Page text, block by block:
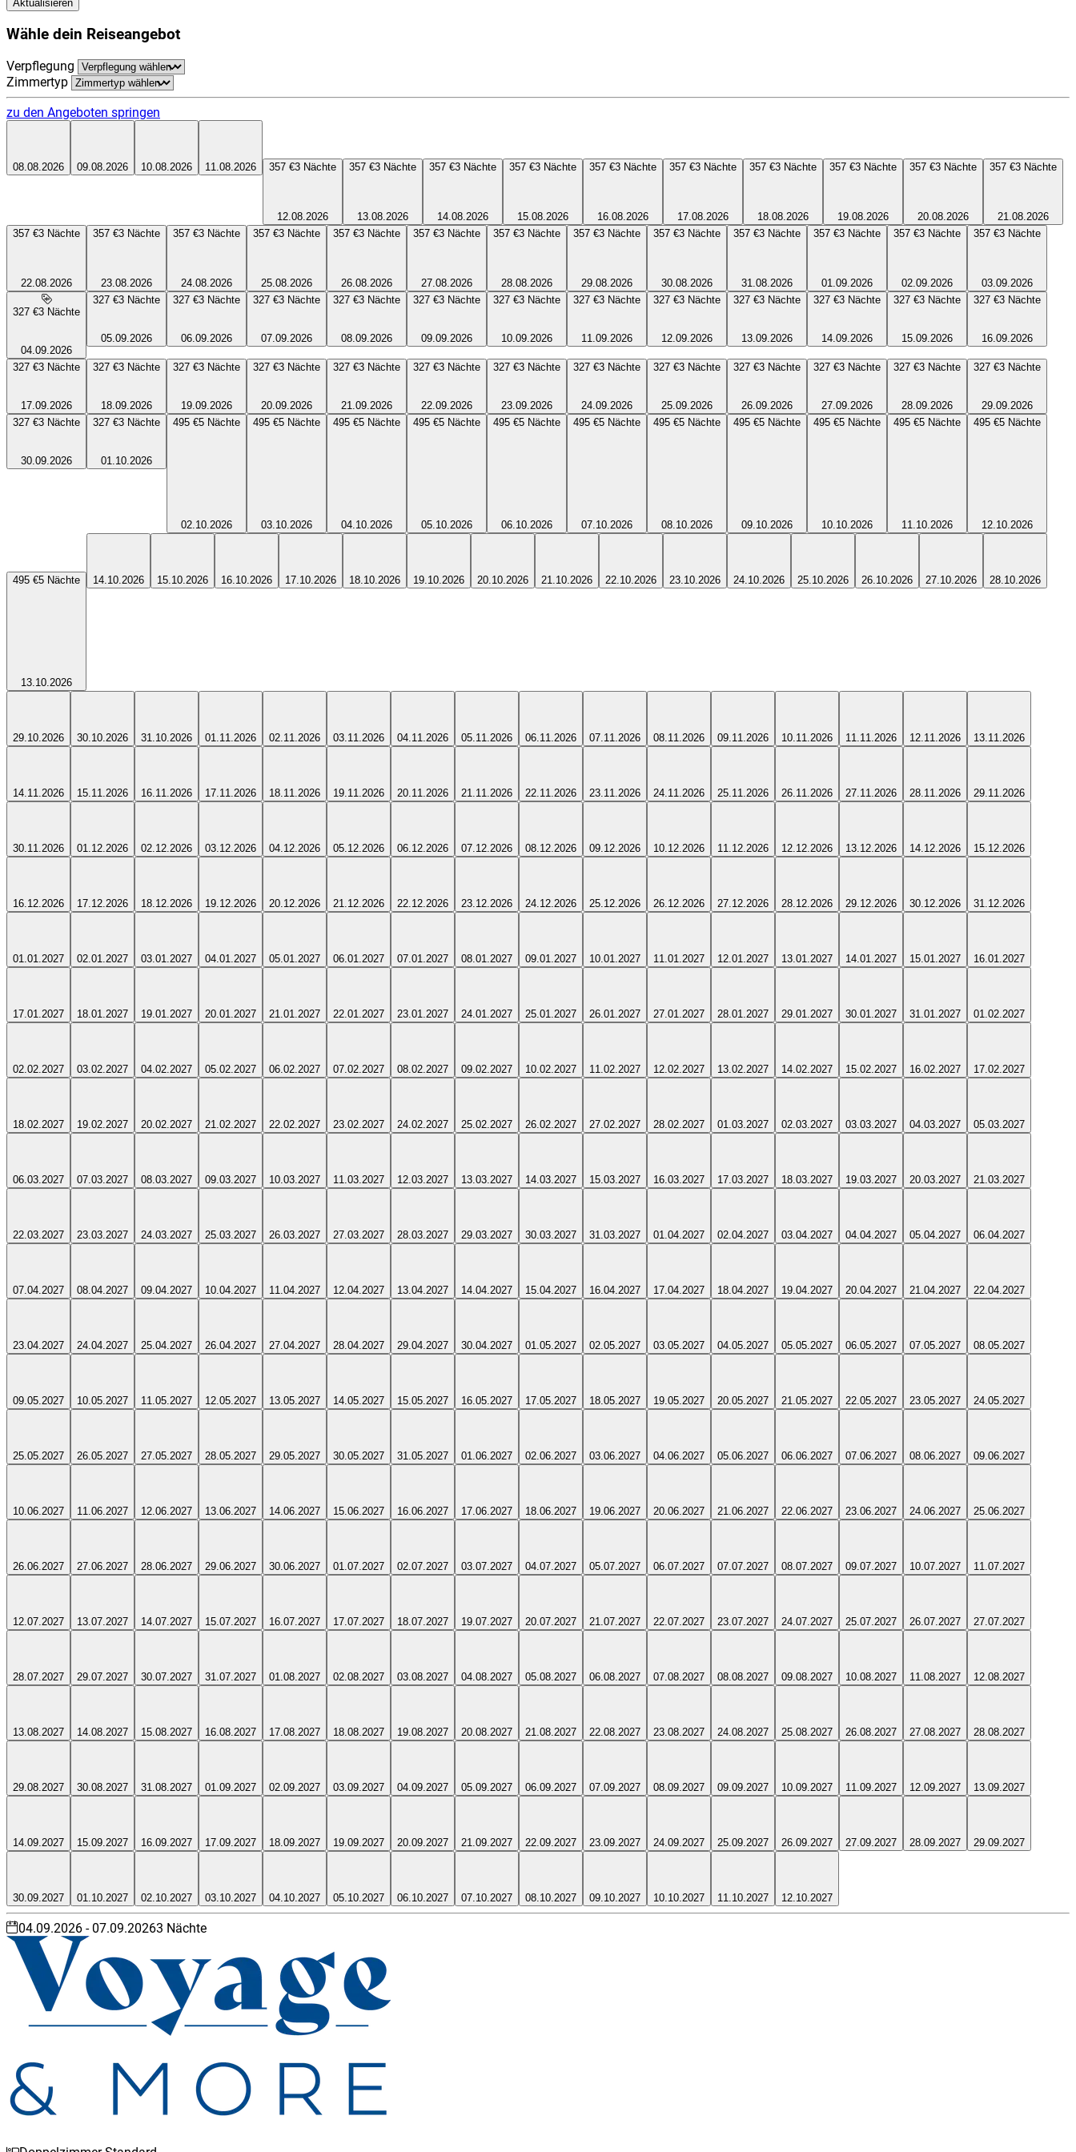
Aktualisieren
Wähle dein Reiseangebot
Verpflegung
Zimmertyp
zu den Angeboten springen
08.08.2026 09.08.2026 10.08.2026 11.08.2026 357 €3 Nächte
12.08.2026
357 €3 Nächte
13.08.2026
357 €3 Nächte
14.08.2026
357 €3 Nächte
15.08.2026
357 €3 Nächte
16.08.2026
357 €3 Nächte
17.08.2026
357 €3 Nächte
18.08.2026
357 €3 Nächte
19.08.2026
357 €3 Nächte
20.08.2026
357 €3 Nächte
21.08.2026
357 €3 Nächte
22.08.2026
357 €3 Nächte
23.08.2026
357 €3 Nächte
24.08.2026
357 €3 Nächte
25.08.2026
357 €3 Nächte
26.08.2026
357 €3 Nächte
27.08.2026
357 €3 Nächte
28.08.2026
357 €3 Nächte
29.08.2026
357 €3 Nächte
30.08.2026
357 €3 Nächte
31.08.2026
357 €3 Nächte
01.09.2026
357 €3 Nächte
02.09.2026
357 €3 Nächte
03.09.2026
327 €3 Nächte
04.09.2026
327 €3 Nächte
05.09.2026
327 €3 Nächte
06.09.2026
327 €3 Nächte
07.09.2026
327 €3 Nächte
08.09.2026
327 €3 Nächte
09.09.2026
327 €3 Nächte
10.09.2026
327 €3 Nächte
11.09.2026
327 €3 Nächte
12.09.2026
327 €3 Nächte
13.09.2026
327 €3 Nächte
14.09.2026
327 €3 Nächte
15.09.2026
327 €3 Nächte
16.09.2026
327 €3 Nächte
17.09.2026
327 €3 Nächte
18.09.2026
327 €3 Nächte
19.09.2026
327 €3 Nächte
20.09.2026
327 €3 Nächte
21.09.2026
327 €3 Nächte
22.09.2026
327 €3 Nächte
23.09.2026
327 €3 Nächte
24.09.2026
327 €3 Nächte
25.09.2026
327 €3 Nächte
26.09.2026
327 €3 Nächte
27.09.2026
327 €3 Nächte
28.09.2026
327 €3 Nächte
29.09.2026
327 €3 Nächte
30.09.2026
327 €3 Nächte
01.10.2026
495 €5 Nächte
02.10.2026
495 €5 Nächte
03.10.2026
495 €5 Nächte
04.10.2026
495 €5 Nächte
05.10.2026
495 €5 Nächte
06.10.2026
495 €5 Nächte
07.10.2026
495 €5 Nächte
08.10.2026
495 €5 Nächte
09.10.2026
495 €5 Nächte
10.10.2026
495 €5 Nächte
11.10.2026
495 €5 Nächte
12.10.2026
495 €5 Nächte
13.10.2026
14.10.2026 15.10.2026 16.10.2026 17.10.2026 18.10.2026 19.10.2026 20.10.2026 21.10.2026 22.10.2026 23.10.2026 24.10.2026 25.10.2026 26.10.2026 27.10.2026 28.10.2026
29.10.2026 30.10.2026 31.10.2026 01.11.2026 02.11.2026 03.11.2026 04.11.2026 05.11.2026 06.11.2026 07.11.2026 08.11.2026 09.11.2026 10.11.2026 11.11.2026 12.11.2026 13.11.2026
14.11.2026 15.11.2026 16.11.2026 17.11.2026 18.11.2026 19.11.2026 20.11.2026 21.11.2026 22.11.2026 23.11.2026 24.11.2026 25.11.2026 26.11.2026 27.11.2026 28.11.2026 29.11.2026
30.11.2026 01.12.2026 02.12.2026 03.12.2026 04.12.2026 05.12.2026 06.12.2026 07.12.2026 08.12.2026 09.12.2026 10.12.2026 11.12.2026 12.12.2026 13.12.2026 14.12.2026 15.12.2026
16.12.2026 17.12.2026 18.12.2026 19.12.2026 20.12.2026 21.12.2026 22.12.2026 23.12.2026 24.12.2026 25.12.2026 26.12.2026 27.12.2026 28.12.2026 29.12.2026 30.12.2026 31.12.2026
01.01.2027 02.01.2027 03.01.2027 04.01.2027 05.01.2027 06.01.2027 07.01.2027 08.01.2027 09.01.2027 10.01.2027 11.01.2027 12.01.2027 13.01.2027 14.01.2027 15.01.2027 16.01.2027
17.01.2027 18.01.2027 19.01.2027 20.01.2027 21.01.2027 22.01.2027 23.01.2027 24.01.2027 25.01.2027 26.01.2027 27.01.2027 28.01.2027 29.01.2027 30.01.2027 31.01.2027 01.02.2027
02.02.2027 03.02.2027 04.02.2027 05.02.2027 06.02.2027 07.02.2027 08.02.2027 09.02.2027 10.02.2027 11.02.2027 12.02.2027 13.02.2027 14.02.2027 15.02.2027 16.02.2027 17.02.2027
18.02.2027 19.02.2027 20.02.2027 21.02.2027 22.02.2027 23.02.2027 24.02.2027 25.02.2027 26.02.2027 27.02.2027 28.02.2027 01.03.2027 02.03.2027 03.03.2027 04.03.2027 05.03.2027
06.03.2027 07.03.2027 08.03.2027 09.03.2027 10.03.2027 11.03.2027 12.03.2027 13.03.2027 14.03.2027 15.03.2027 16.03.2027 17.03.2027 18.03.2027 19.03.2027 20.03.2027 21.03.2027
22.03.2027 23.03.2027 24.03.2027 25.03.2027 26.03.2027 27.03.2027 28.03.2027 29.03.2027 30.03.2027 31.03.2027 01.04.2027 02.04.2027 03.04.2027 04.04.2027 05.04.2027 06.04.2027
07.04.2027 08.04.2027 09.04.2027 10.04.2027 11.04.2027 12.04.2027 13.04.2027 14.04.2027 15.04.2027 16.04.2027 17.04.2027 18.04.2027 19.04.2027 20.04.2027 21.04.2027 22.04.2027
23.04.2027 24.04.2027 25.04.2027 26.04.2027 27.04.2027 28.04.2027 29.04.2027 30.04.2027 01.05.2027 02.05.2027 03.05.2027 04.05.2027 05.05.2027 06.05.2027 07.05.2027 08.05.2027
09.05.2027 10.05.2027 11.05.2027 12.05.2027 13.05.2027 14.05.2027 15.05.2027 16.05.2027 17.05.2027 18.05.2027 19.05.2027 20.05.2027 21.05.2027 22.05.2027 23.05.2027 24.05.2027
25.05.2027 26.05.2027 27.05.2027 28.05.2027 29.05.2027 30.05.2027 31.05.2027 01.06.2027 02.06.2027 03.06.2027 04.06.2027 05.06.2027 06.06.2027 07.06.2027 08.06.2027 09.06.2027
10.06.2027 11.06.2027 12.06.2027 13.06.2027 14.06.2027 15.06.2027 16.06.2027 17.06.2027 18.06.2027 19.06.2027 20.06.2027 21.06.2027 22.06.2027 23.06.2027 24.06.2027 25.06.2027
26.06.2027 27.06.2027 28.06.2027 29.06.2027 30.06.2027 01.07.2027 02.07.2027 03.07.2027 04.07.2027 05.07.2027 06.07.2027 07.07.2027 08.07.2027 09.07.2027 10.07.2027 11.07.2027
12.07.2027 13.07.2027 14.07.2027 15.07.2027 16.07.2027 17.07.2027 18.07.2027 19.07.2027 20.07.2027 21.07.2027 22.07.2027 23.07.2027 24.07.2027 25.07.2027 26.07.2027 27.07.2027
28.07.2027 29.07.2027 30.07.2027 31.07.2027 01.08.2027 02.08.2027 03.08.2027 04.08.2027 05.08.2027 06.08.2027 07.08.2027 08.08.2027 09.08.2027 10.08.2027 11.08.2027 12.08.2027
13.08.2027 14.08.2027 15.08.2027 16.08.2027 17.08.2027 18.08.2027 19.08.2027 20.08.2027 21.08.2027 22.08.2027 23.08.2027 24.08.2027 25.08.2027 26.08.2027 27.08.2027 28.08.2027
29.08.2027 30.08.2027 31.08.2027 01.09.2027 02.09.2027 03.09.2027 04.09.2027 05.09.2027 06.09.2027 07.09.2027 08.09.2027 09.09.2027 10.09.2027 11.09.2027 12.09.2027 13.09.2027
14.09.2027 15.09.2027 16.09.2027 17.09.2027 18.09.2027 19.09.2027 20.09.2027 21.09.2027 22.09.2027 23.09.2027 24.09.2027 25.09.2027 26.09.2027 27.09.2027 28.09.2027 29.09.2027
30.09.2027 01.10.2027 02.10.2027 03.10.2027 04.10.2027 05.10.2027 06.10.2027 07.10.2027 08.10.2027 09.10.2027 10.10.2027 11.10.2027 12.10.2027
04.09.2026 -07.09.20263 Nächte